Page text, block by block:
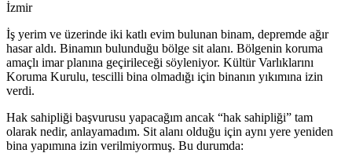
İzmir
İş yerim ve üzerinde iki katlı evim bulunan binam, depremde ağır
hasar aldı. Binamın bulunduğu bölge sit alanı. Bölgenin koruma
amaçlı imar planına geçirileceği söyleniyor. Kültür Varlıklarını
Koruma Kurulu, tescilli bina olmadığı için binanın yıkımına izin
verdi.
Hak sahipliği başvurusu yapacağım ancak “hak sahipliği” tam
olarak nedir, anlayamadım. Sit alanı olduğu için aynı yere yeniden
bina yapımına izin verilmiyormuş. Bu durumda: